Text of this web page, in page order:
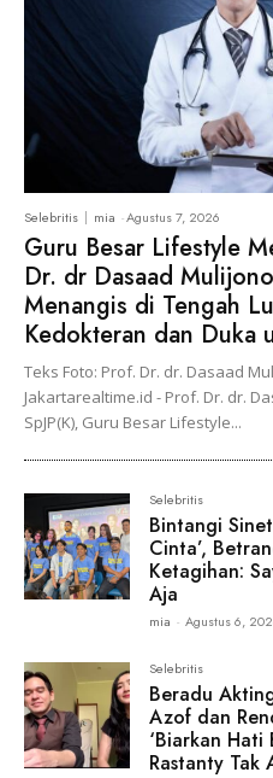
Selebritis mia -Agustus 7, 2026
Guru Besar Lifestyle
Dr. dr Dasaad
Menangis di Tengah
Kedokteran dan Duka
Teks Foto: Prof. Dr. dr. Dasaad
Jakartarealtime.id - Prof. Dr. dr.
SpJP(K), Guru Besar Lifestyle...
Selebritis
Bintangi
Cinta’,
Ketagihan:
Aja
mia - Agustus 6,
Selebritis
Beradu
Azof dan
‘Biarkan Hati
Rastanty Tak